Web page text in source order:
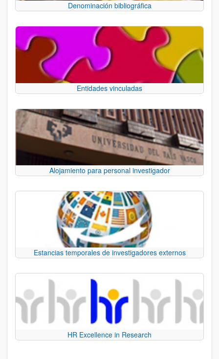
Denominación bibliográfica
Entidades vinculadas
Alojamiento para personal investigador
Estancias temporales de investigadores externos
HR Excellence in Research